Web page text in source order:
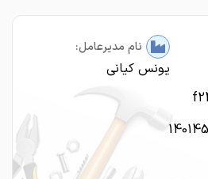
نام مدیرعامل:
یونس کیانی